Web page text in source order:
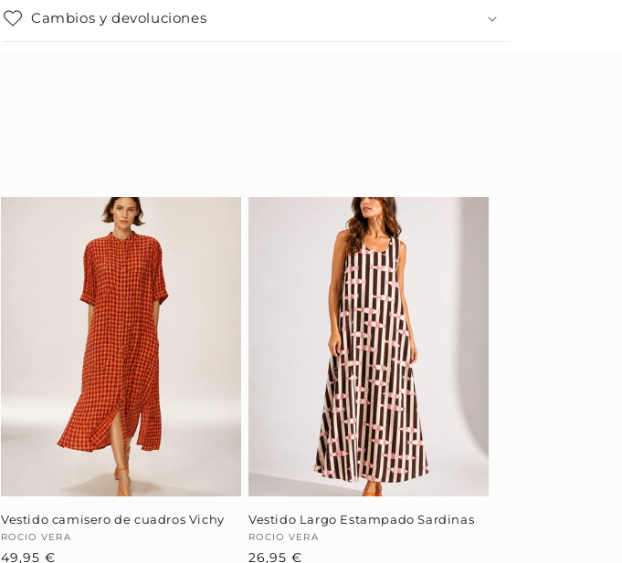
Cambios y devoluciones
Vestido camisero de cuadros Vichy
Proveedor:
ROCIO VERA
Precio
49,95 €
Vestido Largo Estampado Sardinas
Proveedor:
ROCIO VERA
Precio
26,95 €